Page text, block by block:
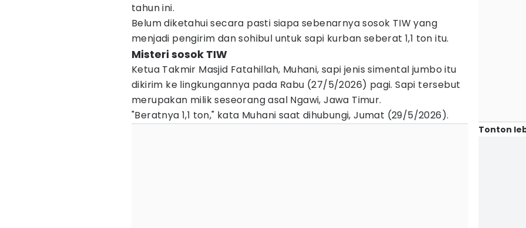
tahun ini.
Belum diketahui secara pasti siapa sebenarnya sosok TIW yang
menjadi pengirim dan sohibul untuk sapi kurban seberat 1,1 ton itu.
Misteri sosok TIW
Ketua Takmir Masjid Fatahillah, Muhani, sapi jenis simental jumbo itu
dikirim ke lingkungannya pada Rabu (27/5/2026) pagi. Sapi tersebut
merupakan milik seseorang asal Ngawi, Jawa Timur.
"Beratnya 1,1 ton," kata Muhani saat dihubungi, Jumat (29/5/2026).
Tonton